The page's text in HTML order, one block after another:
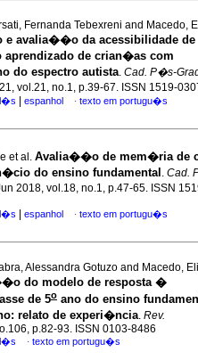
Fernanda Tebexreni and Macedo,
e avalia��o da acessibilidade de
aprendizado de crian�as com
do espectro autista. Cad. P�s-
vol.21, no.1, p.39-67. ISSN 1519-
espanhol · texto em portugu�s
et al. Avalia��o de mem�ria de
do ensino fundamental . Cad.
2018, vol.18, no.1, p.47-65. ISSN
espanhol · texto em portugu�s
Alessandra Gotuzo and Macedo,
do modelo de resposta �
de 5o ano do ensino
relato de experi�ncia. Rev.
p.82-93. ISSN 0103-8486
· texto em portugu�s